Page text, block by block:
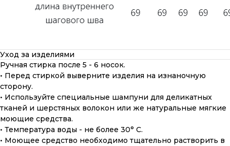
Уход за изделиями
Ручная стирка после 5 - 6 носок.
• Перед стиркой выверните изделия на изнаночную
сторону.
• Используйте специальные шампуни для деликатных
тканей и шерстяных волокон или же натуральные мягкие
моющие средства.
• Температура воды - не более 30° С.
• Моющее средство необходимо тщательно растворить в